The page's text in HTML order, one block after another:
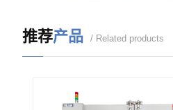
推荐产品 / Related products